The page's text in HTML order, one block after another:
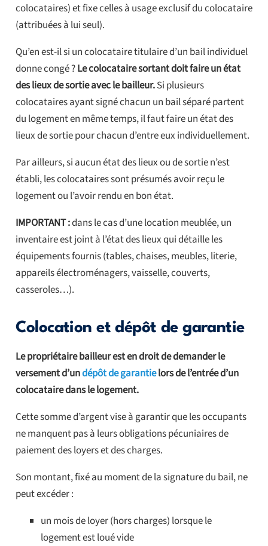
colocataires) et fixe celles à usage exclusif du colocataire
(attribuées à lui seul).
Qu’en est-il si un colocataire titulaire d’un bail individuel
donne congé ?Le colocataire sortant doit faire un état
des lieux de sortie avec le bailleur.Si plusieurs
colocataires ayant signé chacun un bail séparé partent
du logement en même temps, il faut faire un état des
lieux de sortie pour chacun d’entre eux individuellement.
Par ailleurs, si aucun état des lieux ou de sortie n’est
établi, les colocataires sont présumés avoir reçu le
logement ou l’avoir rendu en bon état.
IMPORTANT :dans le cas d’une location meublée, un
inventaire est joint à l’état des lieux qui détaille les
équipements fournis (tables, chaises, meubles, literie,
appareils électroménagers, vaisselle, couverts,
casseroles…).
Colocation et dépôt de garantie
Le propriétaire bailleur est en droit de demander le
versement d’undépôt de garantielors de l’entrée d’un
colocataire dans le logement.
Cette somme d’argent vise à garantir que les occupants
ne manquent pas à leurs obligations pécuniaires de
paiement des loyers et des charges.
Son montant, fixé au moment de la signature du bail, ne
peut excéder :
un mois de loyer (hors charges) lorsque le
logement est loué vide